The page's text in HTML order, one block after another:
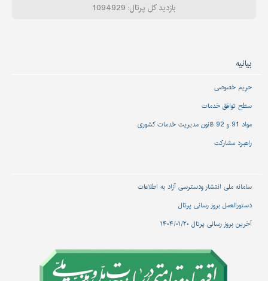
بازدید کل پرتال: 1094929
بیانیه
حریم خصوصی
سطح توافق خدمات
مواد 91 و 92 قانون مدیریت خدمات کشوری
راهبرد مشارکت
سامانه ملی انتشار و‌دسترسی آزاد به اطلاعات
دستورالعمل بروز رسانی پرتال
آخرین بروز رسانی پرتال ۱۴۰۴/۰۱/۲۰